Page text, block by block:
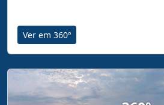
Ver em 360º